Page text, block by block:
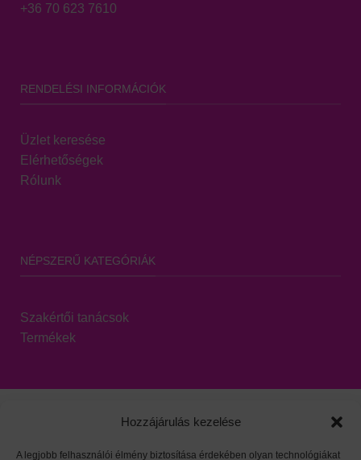
Hozzájárulás kezelése
A legjobb felhasználói élmény biztosítása érdekében olyan technológiákat
+36 70 623 7610
RENDELÉSI INFORMÁCIÓK
Üzlet keresése
Elérhetőségek
Rólunk
NÉPSZERŰ KATEGÓRIÁK
Szakértői tanácsok
Termékek